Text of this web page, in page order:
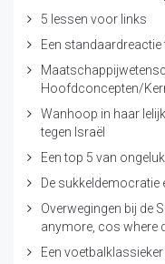
5 lessen voor links
Een
Hoofdconcepten/
Wanhoop in haar
tegen Israël
Een top 5 van
De sukkeldemocratie
Overwegingen bij de
anymore, cos where
Een